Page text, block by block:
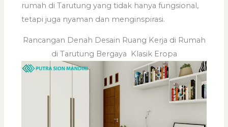
rumah di Tarutung yang tidak hanya fungsional,
tetapi juga nyaman dan menginspirasi.
Rancangan Denah Desain Ruang Kerja di Rumah
di Tarutung Bergaya Klasik Eropa